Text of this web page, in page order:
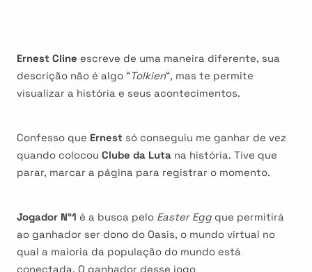
Ernest Cline escreve de uma maneira diferente, sua
descrição não é algo “Tolkien“, mas te permite
visualizar a história e seus acontecimentos.
Confesso que Ernest só conseguiu me ganhar de vez
quando colocou Clube da Luta na história. Tive que
parar, marcar a página para registrar o momento.
Jogador N°1 é a busca pelo Easter Egg que permitirá
ao ganhador ser dono do Oasis, o mundo virtual no
qual a maioria da população do mundo está
conectada. O ganhador desse jogo